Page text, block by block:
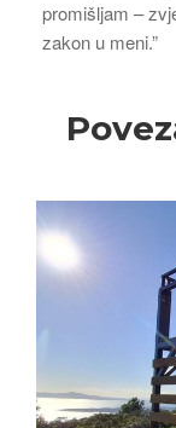
promišljam –
zakon u meni.”